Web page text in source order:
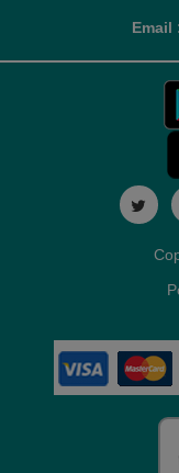
Email